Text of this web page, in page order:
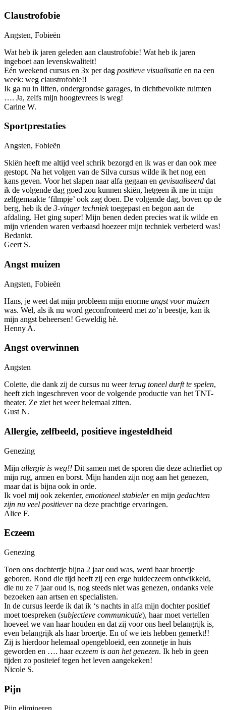
Claustrofobie
Angsten, Fobieën
Wat heb ik jaren geleden aan claustrofobie! Wat heb ik jaren
ingeboet aan levenskwaliteit!
Eén weekend cursus en 3x per dag positieve visualisatie en na een
week: weg claustrofobie!!
Ik ga nu in liften, ondergrondse garages, in dichtbevolkte ruimten
…. Ja, zelfs mijn hoogtevrees is weg!
Carine W.
Sportprestaties
Angsten, Fobieën
Skiën heeft me altijd veel schrik bezorgd en ik was er dan ook mee
gestopt. Na het volgen van de Silva cursus wilde ik het nog een
kans geven. Voor het slapen naar alfa gegaan en gevisualiseerd dat
ik de volgende dag goed zou kunnen skiën, hetgeen ik me in mijn
zelfgemaakte ‘filmpje’ ook zag doen. De volgende dag, boven op de
berg, heb ik de 3-vinger techniektoegepast en begon aan de
afdaling. Het ging super! Mijn benen deden precies wat ik wilde en
mijn vrienden waren verbaasd hoezeer mijn techniek verbeterd was!
Bedankt.
Geert S.
Angst muizen
Angsten, Fobieën
Hans, je weet dat mijn probleem mijn enorme angst voor muizen
was. Wel, als ik nu word geconfronteerd met zo’n beestje, kan ik
mijn angst beheersen! Geweldig hè.
Henny A.
Angst overwinnen
Angsten
Colette, die dank zij de cursus nu weerterug toneel durft te spelen,
heeft zich ingeschreven voor de volgende productie van het TNT-
theater. Ze ziet het weer helemaal zitten.
Gust N.
Allergie, zelfbeeld, positieve ingesteldheid
Genezing
Mijn allergie is weg!! Dit samen met de sporen die deze achterliet op
mijn rug, armen en borst. Mijn handen zijn nog aan het genezen,
maar dat is bijna ook in orde.
Ik voel mij ook zekerder, emotioneel stabieleren mijn gedachten
zijn nu veel positieverna deze prachtige ervaringen.
Alice F.
Eczeem
Genezing
Toen ons dochtertje bijna 2 jaar oud was, werd haar broertje
geboren. Rond die tijd heeft zij een erge huideczeem ontwikkeld,
die nu ze 7 jaar oud is, nog steeds niet was genezen, ondanks vele
bezoeken aan artsen en specialisten.
In de cursus leerde ik dat ik ‘s nachts in alfa mijn dochter positief
moet toespreken (subjectieve communicatie), haar moet vertellen
hoeveel we van haar houden en dat zij voor ons heel belangrijk is,
even belangrijk als haar broertje. En of we iets hebben gemerkt!!
Zij is hierdoor helemaal opengebloeid, een zonnetje in huis
geworden en …. haareczeem is aan het genezen. Ik heb in geen
tijden zo positeief tegen het leven aangekeken!
Nicole S.
Pijn